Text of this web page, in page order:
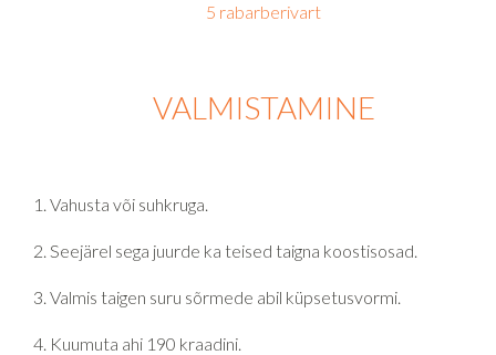
5 rabarberivart
VALMISTAMINE
Vahusta või suhkruga.
Seejärel sega juurde ka teised taigna koostisosad.
Valmis taigen suru sõrmede abil küpsetusvormi.
Kuumuta ahi 190 kraadini.